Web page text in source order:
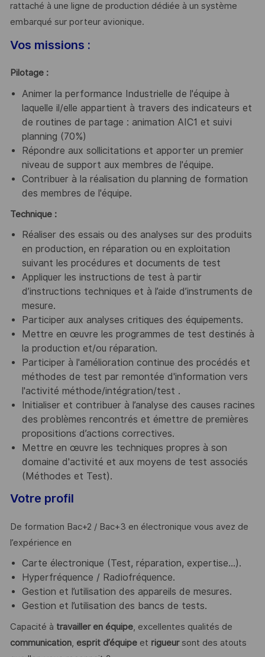
rattaché à une ligne de production dédiée à un système
embarqué sur porteur avionique.
Vos missions :
Pilotage :
Animer la performance Industrielle de l'équipe à
laquelle il/elle appartient à travers des indicateurs et
de routines de partage : animation AIC1 et suivi
planning (70%)
Répondre aux sollicitations et apporter un premier
niveau de support aux membres de l'équipe.
Contribuer à la réalisation du planning de formation
des membres de l'équipe.
Technique :
Réaliser des essais ou des analyses sur des produits
en production, en réparation ou en exploitation
suivant les procédures et documents de test
Appliquer les instructions de test à partir
d’instructions techniques et à l’aide d’instruments de
mesure.
Participer aux analyses critiques des équipements.
Mettre en œuvre les programmes de test destinés à
la production et/ou réparation.
Participer à l'amélioration continue des procédés et
méthodes de test par remontée d'information vers
l'activité méthode/intégration/test .
Initialiser et contribuer à l’analyse des causes racines
des problèmes rencontrés et émettre de premières
propositions d’actions correctives.
Mettre en œuvre les techniques propres à son
domaine d'activité et aux moyens de test associés
(Méthodes et Test).
Votre profil
De formation Bac+2 / Bac+3 en électronique vous avez de
l’expérience en
Carte électronique (Test, réparation, expertise…).
Hyperfréquence / Radiofréquence.
Gestion et l’utilisation des appareils de mesures.
Gestion et l’utilisation des bancs de tests.
Capacité à travailler en équipe, excellentes qualités de
communication, esprit d’équipeet rigueursont des atouts